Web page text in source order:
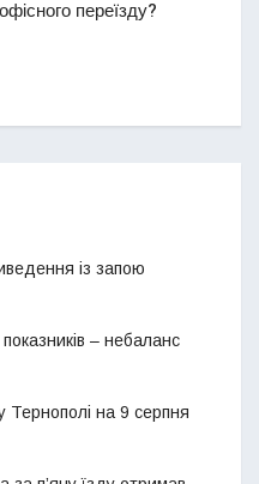
переїзду?
із запою
– небаланс
Тернополі на 9 серпня